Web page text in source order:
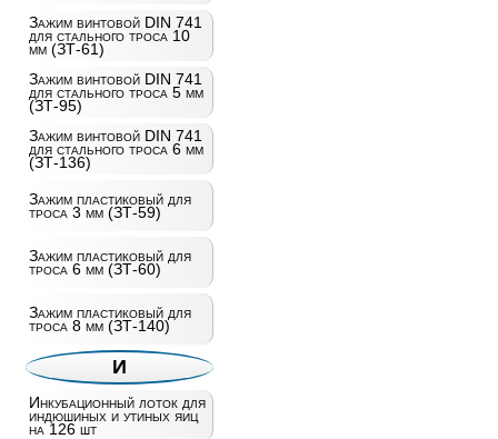
Зажим винтовой DIN 741
для стального троса 10
мм (ЗТ-61)
Зажим винтовой DIN 741
для стального троса 5 мм
(ЗТ-95)
Зажим винтовой DIN 741
для стального троса 6 мм
(ЗТ-136)
Зажим пластиковый для
троса 3 мм (ЗТ-59)
Зажим пластиковый для
троса 6 мм (ЗТ-60)
Зажим пластиковый для
троса 8 мм (ЗТ-140)
И
Инкубационный лоток для
индюшиных и утиных яиц
на 126 шт